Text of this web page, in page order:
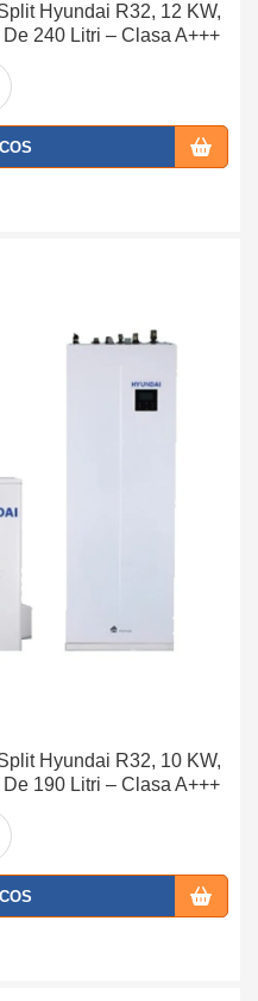
Hyundai R32, 12 KW,
240 Litri – Clasa A+++
Hyundai R32, 10 KW,
190 Litri – Clasa A+++